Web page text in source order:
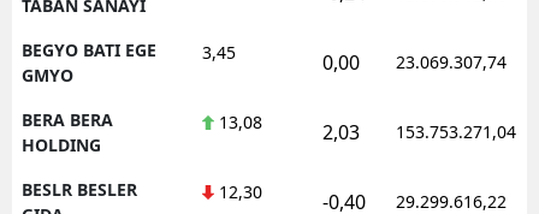
TABAN SANAYI
BEGYO BATI EGE
GMYO
3,45 0,00 23.069.307,74
BERA BERA
HOLDING
13,08 2,03 153.753.271,04
BESLR BESLER
12,30 -0,40 29.299.616,22